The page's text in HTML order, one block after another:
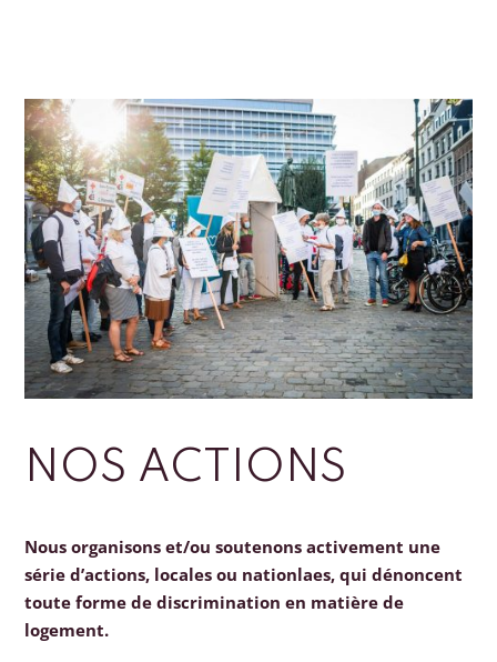
NOS ACTIONS
Nous organisons et/ou soutenons activement une
série d’actions, locales ou nationlaes, qui dénoncent
toute forme de discrimination en matière de
logement.